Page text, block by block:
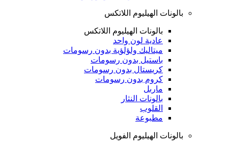
بالونات الهيليوم اللاتكس
بالونات الهيليوم اللاتكس
عادية لون واحد
ميتاليك ولؤلؤية بدون رسومات
باستيل بدون رسومات
كريستال بدون رسومات
كروم بدون رسومات
ماربل
بالونات النثار
القلوب
مطبوعة
بالونات الهيليوم الفويل